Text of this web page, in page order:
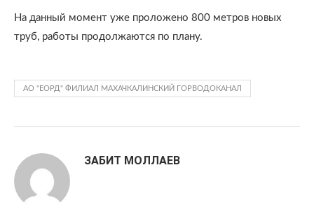
На данный момент уже проложено 800 метров новых
труб, работы продолжаются по плану.
АО "ЕОРД" ФИЛИАЛ МАХАЧКАЛИНСКИЙ ГОРВОДОКАНАЛ
ЗАБИТ МОЛЛАЕВ